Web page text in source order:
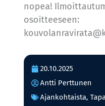
nopea!
osoitteeseen:
20.10.2025
Antti Perttunen
Ajankohtaista,